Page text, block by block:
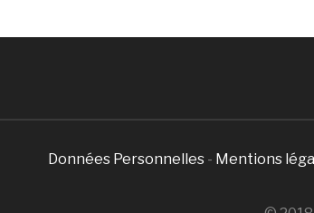
Données Personnelles - Mentions